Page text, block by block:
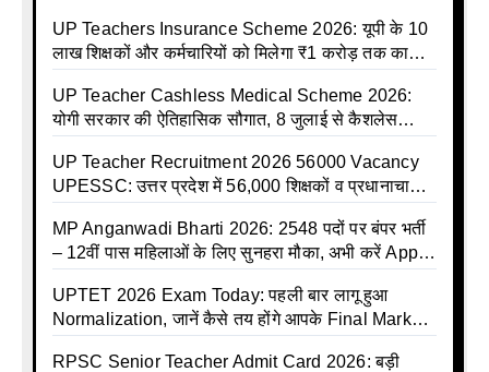
UP Teachers Insurance Scheme 2026: यूपी के 10
लाख शिक्षकों और कर्मचारियों को मिलेगा ₹1 करोड़ तक का
UP Teacher Cashless Medical Scheme 2026:
योगी सरकार की ऐतिहासिक सौगात, 8 जुलाई से कैशलेस
UP Teacher Recruitment 2026 56000 Vacancy
UPESSC: उत्तर प्रदेश में 56,000 शिक्षकों व प्रधानाचार्यों
MP Anganwadi Bharti 2026: 2548 पदों पर बंपर भर्ती
– 12वीं पास महिलाओं के लिए सुनहरा मौका, अभी करें Apply
UPTET 2026 Exam Today: पहली बार लागू हुआ
Normalization, जानें कैसे तय होंगे आपके Final Marks
RPSC Senior Teacher Admit Card 2026: बड़ी